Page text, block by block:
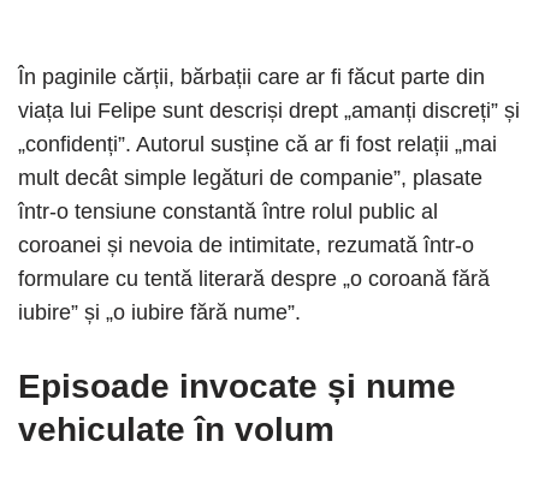
În paginile cărții, bărbații care ar fi făcut parte din
viața lui Felipe sunt descriși drept „amanți discreți” și
„confidenți”. Autorul susține că ar fi fost relații „mai
mult decât simple legături de companie”, plasate
într-o tensiune constantă între rolul public al
coroanei și nevoia de intimitate, rezumată într-o
formulare cu tentă literară despre „o coroană fără
iubire” și „o iubire fără nume”.
Episoade invocate și nume
vehiculate în volum